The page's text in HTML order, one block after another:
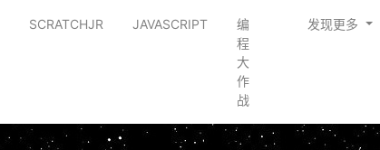
SCRATCHJR JAVASCRIPT
编
程
大
作
战
发现更多